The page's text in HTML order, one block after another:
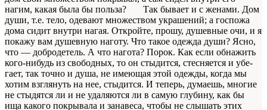
нагим, какая была бы польза? Так бывает и с женами. Дом
души, т.е. тело, одевают множеством украшений; а госпожа
дома сидит внутри нагая. Откройте, прошу, душевные очи, и я
покажу вам душевную наготу. Что такое одежда души? Ясно,
что — добродетель. А что нагота? Порок. Как если обнажить
кого-нибудь из свободных, то он стыдится, стесняется и убе­
гает, так точно и душа, не имеющая этой одежды, когда мы
хотим взглянуть на нее, стыдится. И теперь, думаешь, многие
не стыдятся ли и не удаляются ли в самую глубину, как бы
ища какого покрывала и занавеса, чтобы не слышать этих